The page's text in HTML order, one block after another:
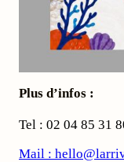
Plus d’infos :
Tel : 02 04 85 31
Mail :